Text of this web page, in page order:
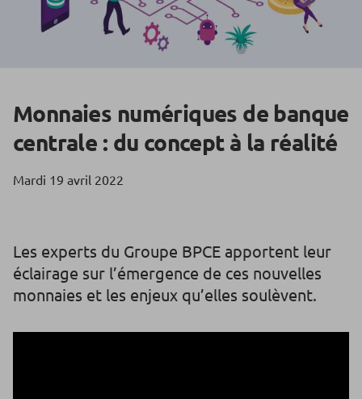
Monnaies numériques de banque
centrale : du concept à la réalité
Mardi 19 avril 2022
Les experts du Groupe BPCE apportent leur
éclairage sur l’émergence de ces nouvelles
monnaies et les enjeux qu’elles soulèvent.